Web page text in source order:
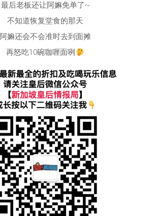
最后老板还让阿嫲免单了~
不知道恢复堂食的那天
阿嫲还会不会准时去到面摊
再怒吃10碗咖喱面咧